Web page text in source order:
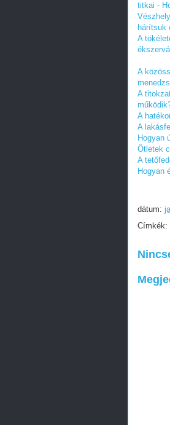
titkai -
hárítsuk
A
A
A
A
A
Hogyan
Ötletek
A
Hogyan
dátum:
Címkék: